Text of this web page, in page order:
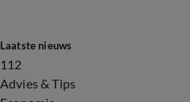
Laatste nieuws
112
Advies & Tips